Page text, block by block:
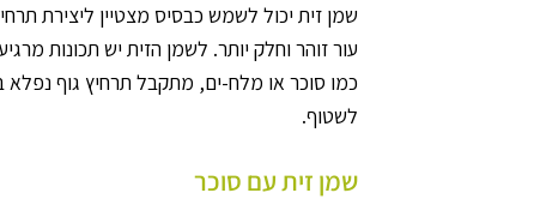
שמן זית יכול לשמש כבסיס מצטיין ליצירת
עור זוהר וחלק יותר. לשמן הזית יש תכונות
כמו סוכר או מלח-ים, מתקבל תרחיץ גוף
לשטוף.
שמן זית עם סוכר